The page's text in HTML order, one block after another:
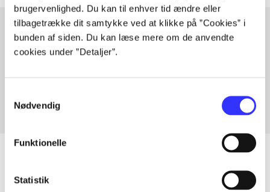
brugervenlighed. Du kan til enhver tid ændre eller
tilbagetrække dit samtykke ved at klikke på ”Cookies” i
bunden af siden. Du kan læse mere om de anvendte
cookies under ”Detaljer”.
Nødvendig
Funktionelle
Statistik
Artikler med samme emner